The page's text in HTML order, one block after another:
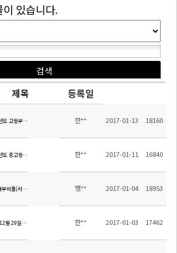
있습니다.
제목 등록일
도 고등부 10학년 영어과 교재 안내한** 2017-01-13 18160
중고등부 교과서 목록 한** 2017-01-11 16840
비품[서가 및 열람대] 구입 입찰공고(긴급)
행** 2017-01-04 18953
한** 2017-01-03 17462